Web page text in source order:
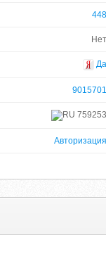
448
Нет
Да
9015701
759253
Авторизация